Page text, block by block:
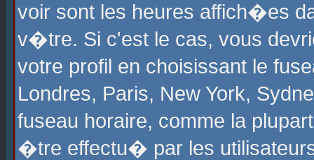
voir sont les heures affich�es
v�tre. Si c'est le cas, vous
votre profil en choisissant le
Londres, Paris, New York,
fuseau horaire, comme la
�tre effectu� par les